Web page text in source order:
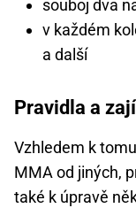
souboj dva
v každém
a další
Pravidla a
Vzhledem k
MMA od jiných,
také k úpravě